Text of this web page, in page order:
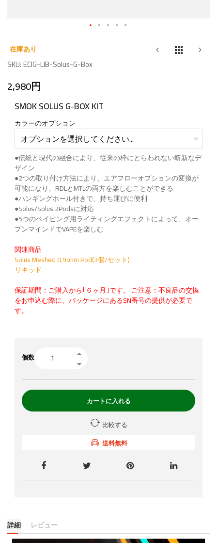
to
the
of
images
gallery
在庫あり
SKU ECIG-LIB-Solus-G-Box
2,980円
SMOK SOLUS G-BOX KIT
カラーのオプション
●伝統と現代の融合により、従来の枠にとらわれない斬新なデ
ザイン
●2つの取り付け方法により、エアフローオプションの変換が
可能になり、RDLとMTLの両方を楽しむことができる
●ハンギングホール付きで、持ち運びに便利
●Solus/Solus 2Podsに対応
●5つのベイピング用ライティングエフェクトによって、オー
プンマインドでVAPEを楽しむ
関連商品
Solus Meshed 0.9ohm Pod(3個/セット)
リキッド
保証期間：ご購入から｢６ヶ月｣です。 ご注意：不良品の交換
をお申込む際に、パッケージにあるSN番号の提供が必要で
す。
個数
カートに入れる
比較する
送料無料
詳細 レビュー